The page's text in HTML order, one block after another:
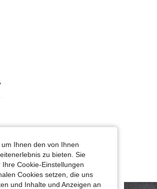
Ihnen den von Ihnen
zu bieten. Sie
Cookie-Einstellungen
Cookies setzen, die uns
und Inhalte und Anzeigen an